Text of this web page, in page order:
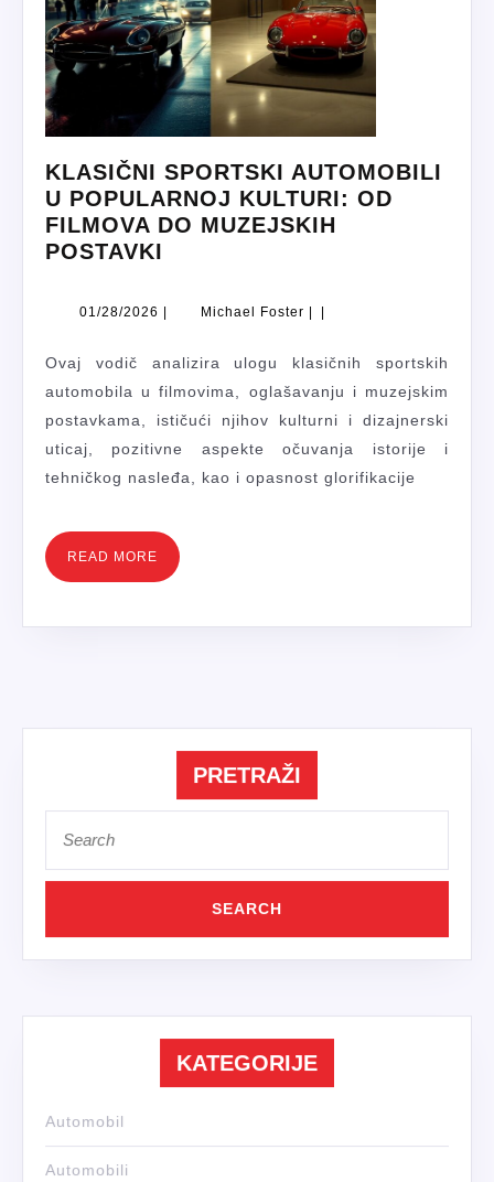
KLASIČNI SPORTSKI AUTOMOBILI
U POPULARNOJ KULTURI: OD
FILMOVA DO MUZEJSKIH
POSTAVKI
AUTOMOBILI
POPULARNOJ
KULTURI:
OD
FILMOVA
DO
MUZEJSKIH
01/28/2026 01/28/2026Michael Foster Michael
Ovaj vodič analizira ulogu klasičnih sportskih
automobila u filmovima, oglašavanju i muzejskim
postavkama, ističući njihov kulturni i dizajnerski
uticaj, pozitivne aspekte očuvanja istorije i
tehničkog nasleđa, kao i opasnost glorifikacije
READ MORE READ
MORE
PRETRAŽI
for:
KATEGORIJE
Automobil
Automobili